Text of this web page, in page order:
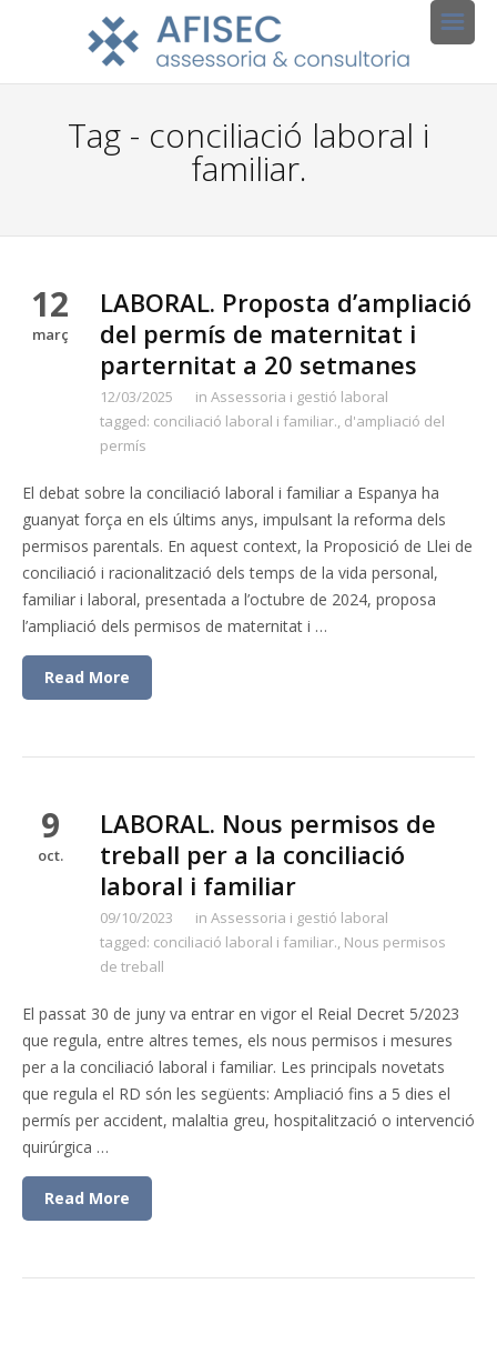
Tag - conciliació laboral i
familiar.
12
març
LABORAL. Proposta d’ampliació
del permís de maternitat i
parternitat a 20 setmanes
12/03/2025 in Assessoria i gestió laboral
tagged: conciliació laboral i familiar., d'ampliació del
permís
El debat sobre la conciliació laboral i familiar a Espanya ha
guanyat força en els últims anys, impulsant la reforma dels
permisos parentals. En aquest context, la Proposició de Llei de
conciliació i racionalització dels temps de la vida personal,
familiar i laboral, presentada a l’octubre de 2024, proposa
l’ampliació dels permisos de maternitat i …
Read More
9
oct.
LABORAL. Nous permisos de
treball per a la conciliació
laboral i familiar
09/10/2023 in Assessoria i gestió laboral
tagged: conciliació laboral i familiar., Nous permisos
de treball
El passat 30 de juny va entrar en vigor el Reial Decret 5/2023
que regula, entre altres temes, els nous permisos i mesures
per a la conciliació laboral i familiar. Les principals novetats
que regula el RD són les següents: Ampliació fins a 5 dies el
permís per accident, malaltia greu, hospitalització o intervenció
quirúrgica …
Read More